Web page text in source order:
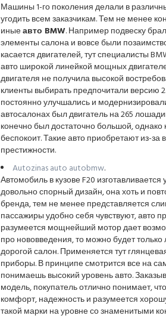
Машины 1-го поколения делали в
угодить всем заказчикам. Тем не менее
иныеавто BMW. Например подвеску
элементы салона и вовсе были
касается двигателей, тут специалисты
авто широкой линейкой мощных
двигателя не получила высокой
клиенты выбирать предпочитали версию
постоянно улучшались и
автосалонах был двигатель на 265
конечно был достаточно большой, однако
беспокоит. Такие авто приобретают из-за
престижности.
Autozinas auto autobmw.
Автомобиль в кузове F20
довольно спорный дизайн, она хоть и
бренда, тем не менее представляется
пассажиры удобно себя чувствуют, авто
разумеется мощнейший мотор дает
про нововведения, то можно будет
дорогой салон. Применяется тут
приборы. В принципе смотрится все на
понимаешь высокий уровень авто.
модель, покупатель отлично понимает,
комфорт, надежность и разумеется
такой марки на уровне со знаменитыми